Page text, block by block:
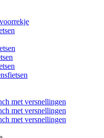
met versnellingen
met versnellingen
met versnellingen